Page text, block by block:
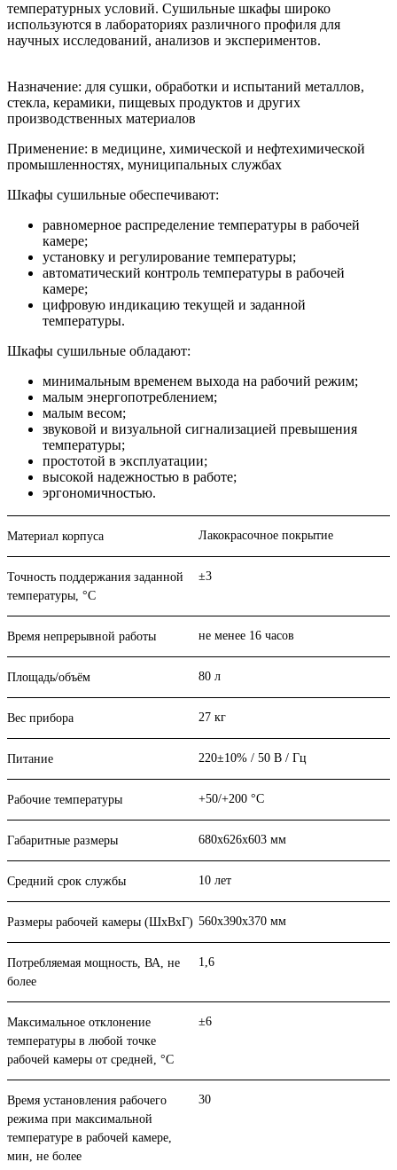
температурных условий. Сушильные шкафы широко
используются в лабораториях различного профиля для
научных исследований, анализов и экспериментов.
Назначение: для сушки, обработки и испытаний металлов,
стекла, керамики, пищевых продуктов и других
производственных материалов
Применение: в медицине, химической и нефтехимической
промышленностях, муниципальных службах
Шкафы сушильные обеспечивают:
равномерное распределение температуры в рабочей
камере;
установку и регулирование температуры;
автоматический контроль температуры в рабочей
камере;
цифровую индикацию текущей и заданной
температуры.
Шкафы сушильные обладают:
минимальным временем выхода на рабочий режим;
малым энергопотреблением;
малым весом;
звуковой и визуальной сигнализацией превышения
температуры;
простотой в эксплуатации;
высокой надежностью в работе;
эргономичностью.
Материал корпуса Лакокрасочное покрытие
Точность поддержания заданной
температуры, °С
±3
Время непрерывной работы не менее 16 часов
Площадь/объём 80 л
Вес прибора 27 кг
Питание 220±10% / 50 В / Гц
Рабочие температуры +50/+200 °С
Габаритные размеры 680х626х603 мм
Средний срок службы 10 лет
Размеры рабочей камеры (ШхВхГ) 560х390х370 мм
Потребляемая мощность, ВА, не
более
1,6
Максимальное отклонение
температуры в любой точке
рабочей камеры от средней, °С
±6
Время установления рабочего
режима при максимальной
температуре в рабочей камере,
мин, не более
30